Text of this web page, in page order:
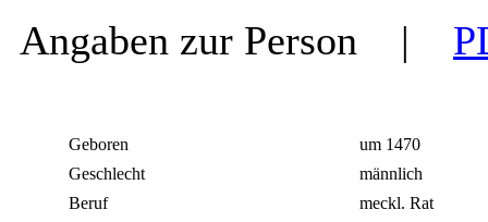
Angaben zur Person |
Geboren
um 1470
Geschlecht
männlich
Beruf
meckl. Rat